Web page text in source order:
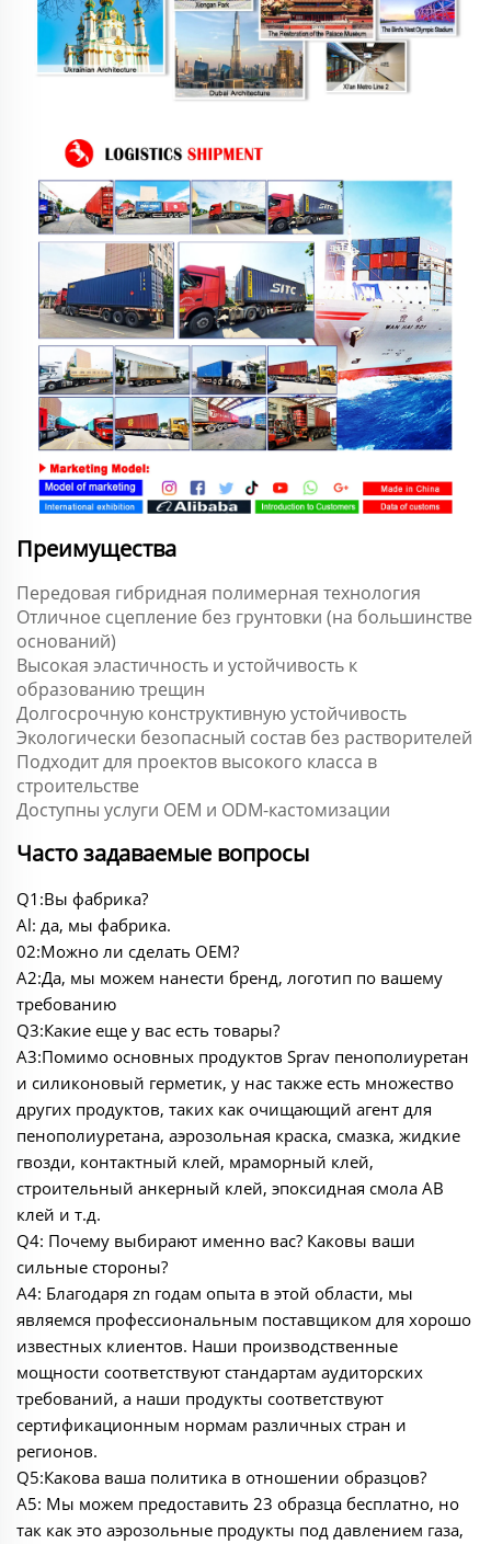
Преимущества
Передовая гибридная полимерная технология
Отличное сцепление без грунтовки (на большинстве
оснований)
Высокая эластичность и устойчивость к
образованию трещин
Долгосрочную конструктивную устойчивость
Экологически безопасный состав без растворителей
Подходит для проектов высокого класса в
строительстве
Доступны услуги OEM и ODM-кастомизации
Часто задаваемые вопросы
Q1:Вы фабрика?
Al: да, мы фабрика.
02:Можно ли сделать OEM?
A2:Да, мы можем нанести бренд, логотип по вашему
требованию
Q3:Какие еще у вас есть товары?
A3:Помимо основных продуктов Sprav пенополиуретан
и силиконовый герметик, у нас также есть множество
других продуктов, таких как очищающий агент для
пенополиуретана, аэрозольная краска, смазка, жидкие
гвозди, контактный клей, мраморный клей,
строительный анкерный клей, эпоксидная смола AB
клей и т.д.
Q4: Почему выбирают именно вас? Каковы ваши
сильные стороны?
A4: Благодаря zn годам опыта в этой области, мы
являемся профессиональным поставщиком для хорошо
известных клиентов. Наши производственные
мощности соответствуют стандартам аудиторских
требований, а наши продукты соответствуют
сертификационным нормам различных стран и
регионов.
Q5:Какова ваша политика в отношении образцов?
A5: Мы можем предоставить 23 образца бесплатно, но
так как это аэрозольные продукты под давлением газа,